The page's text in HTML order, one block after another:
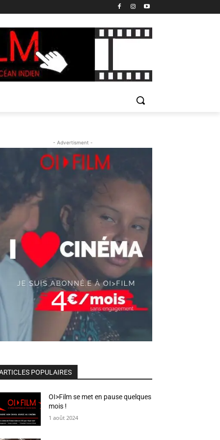
- Advertisment -
POPULAIRES
OI>Film se met en pause quelques
mois !
1 août 2024